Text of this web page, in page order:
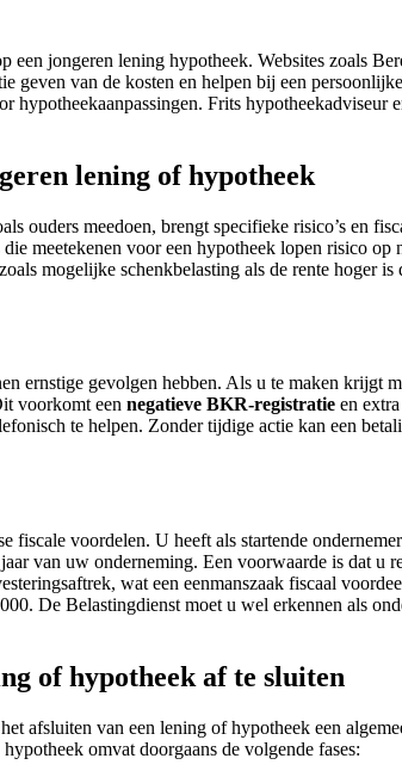
een jongeren lening hypotheek. Websites zoals
geven van de kosten en helpen bij een
Frits
lening of hypotheek
ouders meedoen, brengt specifieke risico’s en
meetekenen voor een hypotheek lopen risico
mogelijke schenkbelasting als de rente hoger
ernstige gevolgen hebben. Als u te maken krijgt
voorkomt een negatieve BKR-registratie en
te helpen. Zonder tijdige actie kan een
fiscale voordelen. U heeft als startende
van uw onderneming. Een voorwaarde is dat
wat een eenmanszaak fiscaal
De Belastingdienst moet u wel erkennen als
of hypotheek af te sluiten
afsluiten van een lening of hypotheek een
omvat doorgaans de volgende fases: